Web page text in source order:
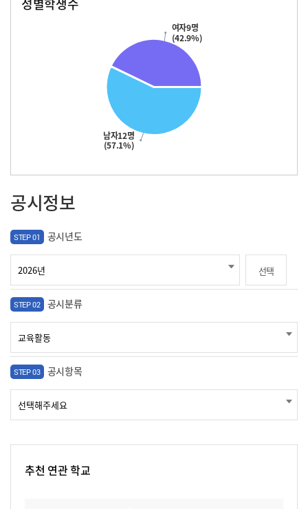
성별학생수
남자12명
(57.1%)
여자9명
(42.9%)
공시정보
STEP 01 공시년도
선택
STEP 02 공시분류
STEP 03 공시항목
추천 연관 학교